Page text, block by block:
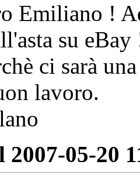
Emiliano !
su
ci sarà
lavoro.
2007-05-20